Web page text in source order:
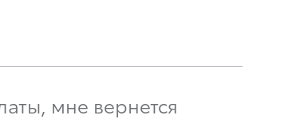
мне вернется